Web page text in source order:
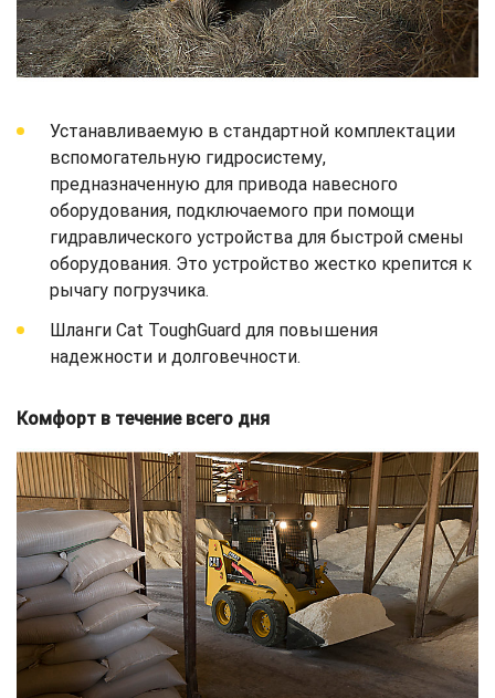
Устанавливаемую в стандартной комплектации
вспомогательную гидросистему,
предназначенную для привода навесного
оборудования, подключаемого при помощи
гидравлического устройства для быстрой смены
оборудования. Это устройство жестко крепится к
рычагу погрузчика.
Шланги Cat ToughGuard для повышения
надежности и долговечности.
Комфорт в течение всего дня